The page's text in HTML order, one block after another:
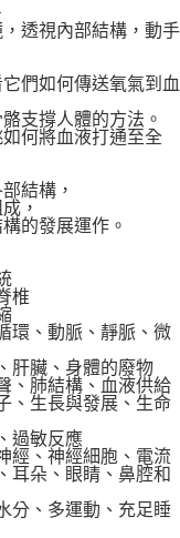
透視內部結構，動手
們如何傳送氧氣到血
支撐人體的方法。
何將血液打通至全
結構，
，
的發展運作。
椎
、動脈、靜脈、微
臟、身體的廢物
肺結構、血液供給
生長與發展、生命
過敏反應
、神經細胞、電流
朵、眼睛、鼻腔和
、多運動、充足睡